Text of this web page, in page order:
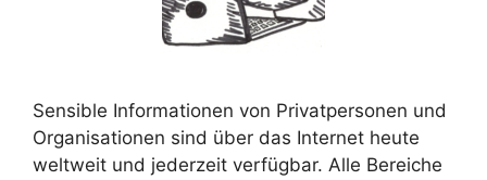
Sensible Informationen von Privatpersonen und
Organisationen sind über das Internet heute
weltweit und jederzeit verfügbar. Alle Bereiche